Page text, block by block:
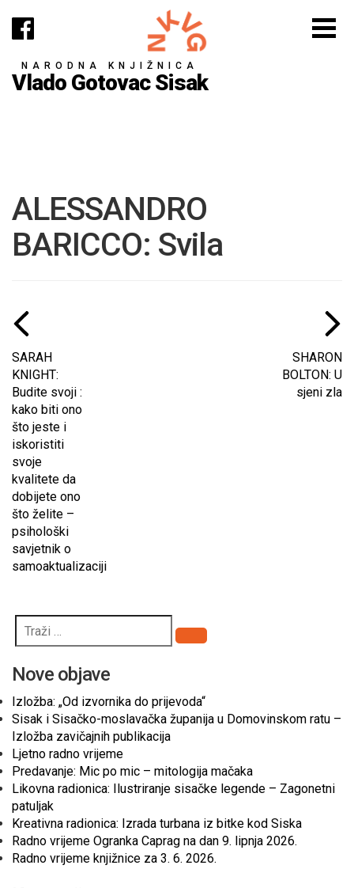
NARODNA KNJIŽNICA
Vlado Gotovac Sisak
ALESSANDRO
BARICCO: Svila
SARAH
KNIGHT:
Budite svoji :
kako biti ono
što jeste i
iskoristiti
svoje
kvalitete da
dobijete ono
što želite –
psihološki
savjetnik o
samoaktualizaciji
SHARON
BOLTON: U
sjeni zla
Pretraži
Nove objave
Izložba: „Od izvornika do prijevoda“
Sisak i Sisačko-moslavačka županija u Domovinskom ratu –
Izložba zavičajnih publikacija
Ljetno radno vrijeme
Predavanje: Mic po mic – mitologija mačaka
Likovna radionica: Ilustriranje sisačke legende – Zagonetni
patuljak
Kreativna radionica: Izrada turbana iz bitke kod Siska
Radno vrijeme Ogranka Caprag na dan 9. lipnja 2026.
Radno vrijeme knjižnice za 3. 6. 2026.